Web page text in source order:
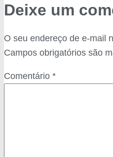
Deixe um
O seu endereço de e-mail
Campos obrigatórios são
Comentário *